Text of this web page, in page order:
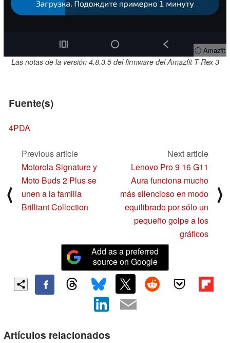
ⓘ Amazfit
Las notas de la versión 4.8.3.5 del firmware del Amazfit T-Rex 3
Fuente(s)
4PDA
⟨
Previous article
Motorola Signature y
Moto Buds 2 Plus se
unen a la familia
Brilliant Collection
Next article
Lenovo Pro 9 16 G11
Aura funciona mucho
más silencioso en modo
equilibrado por sólo un
pequeño golpe a los
gráficos
⟩
Add as a preferred
source on Google
Artículos relacionados